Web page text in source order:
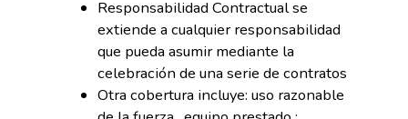
Responsabilidad Contractual se
extiende a cualquier responsabilidad
que pueda asumir mediante la
celebración de una serie de contratos
Otra cobertura incluye: uso razonable